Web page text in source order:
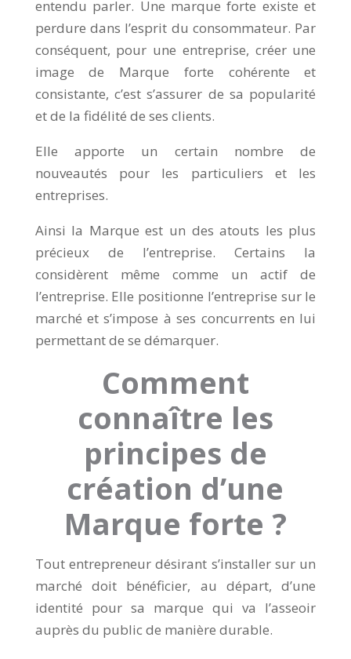
entendu parler. Une marque forte existe et
perdure dans l’esprit du consommateur. Par
conséquent, pour une entreprise, créer une
image de Marque forte cohérente et
consistante, c’est s’assurer de sa popularité
et de la fidélité de ses clients.
Elle apporte un certain nombre de
nouveautés pour les particuliers et les
entreprises.
Ainsi la Marque est un des atouts les plus
précieux de l’entreprise. Certains la
considèrent même comme un actif de
l’entreprise. Elle positionne l’entreprise sur le
marché et s’impose à ses concurrents en lui
permettant de se démarquer.
Comment
connaître les
principes de
création d’une
Marque forte ?
Tout entrepreneur désirant s’installer sur un
marché doit bénéficier, au départ, d’une
identité pour sa marque qui va l’asseoir
auprès du public de manière durable.